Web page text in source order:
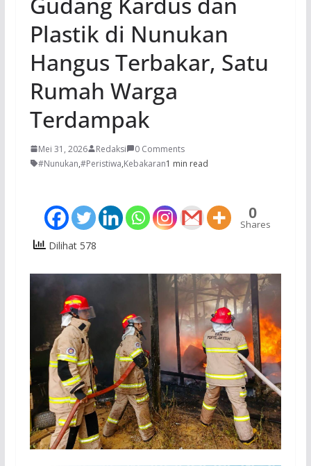
Plastik di Nunukan
Hangus Terbakar, Satu
Rumah Warga
Terdampak
Mei 31, 2026 Redaksi
0 Comments
#Nunukan,#Peristiwa,Kebakaran1 min read
0
Shares
Dilihat 578